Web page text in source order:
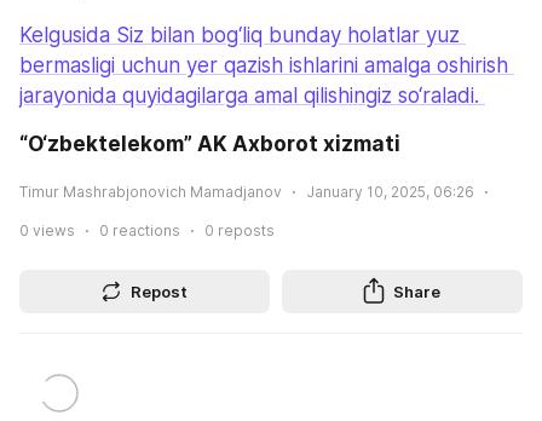
Kelgusida Siz bilan bog‘liq bunday holatlar yuz
bermasligi uchun yer qazish ishlarini amalga oshirish
jarayonida quyidagilarga amal qilishingiz so‘raladi.
“O‘zbektelekom” AK Axborot xizmati
Timur Mashrabjonovich Mamadjanov January 10, 2025, 06:26
0 views 0 reactions 0 reposts
Repost Share